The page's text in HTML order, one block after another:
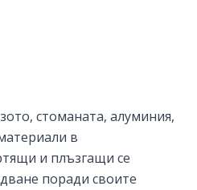
стоманата, алуминия,
в
и плъзгащи се
поради своите